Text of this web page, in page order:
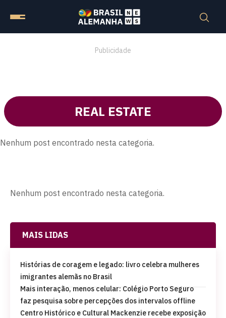
Publicidade
REAL ESTATE
Nenhum post encontrado nesta categoria.
Nenhum post encontrado nesta categoria.
MAIS LIDAS
Histórias de coragem e legado: livro celebra mulheres
imigrantes alemãs no Brasil
Mais interação, menos celular: Colégio Porto Seguro
faz pesquisa sobre percepções dos intervalos offline
Centro Histórico e Cultural Mackenzie recebe exposição